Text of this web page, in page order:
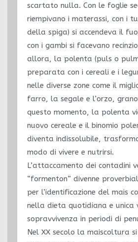
scartato nulla. Con le foglie
riempivano i materassi, con i
della spiga) si accendeva il
con i gambi si facevano
allora, la polenta (puls o
preparata con i cereali e i
nelle diverse zone come il
farro, la segale e l’orzo,
questo momento, la polenta
nuovo cereale e il binomio
diventa indissolubile,
modo di vivere e nutrirsi.
L’attaccamento dei contadini
“formenton” divenne
per l’identificazione del mais
nella dieta quotidiana e unica
sopravvivenza in periodi di
Nel XX secolo la maiscoltura si